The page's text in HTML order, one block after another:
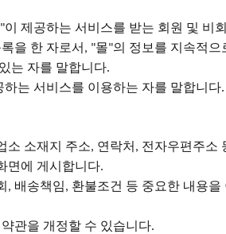
"이 제공하는 서비스를 받는 회원 및 비
을 한 자로서 , "몰"의 정보를 지속적으
는 자를 말합니다.
하는 서비스를 이용하는 자를 말합니다.
소 소재지 주소, 연락처 , 전자우편주소
면에 게시합니다.
, 배송책임, 환불조건 등 중요한 내용을
관을 개정할 수 있습니다.